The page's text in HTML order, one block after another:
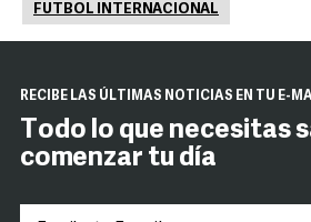
FUTBOL INTERNACIONAL
RECIBE LAS ÚLTIMAS NOTICIAS EN TU E-
Todo lo que necesitas
comenzar tu día